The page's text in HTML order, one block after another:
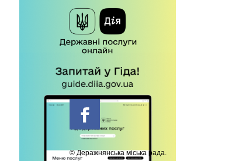
© Деражнянська міська рада.